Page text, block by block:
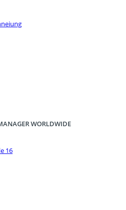
WORLDWIDE